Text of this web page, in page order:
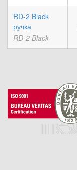
RD-2 Black
ручка
RD-2 Black